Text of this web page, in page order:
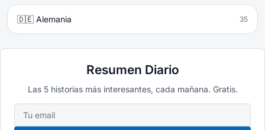
🇩🇪 Alemania 35
Resumen Diario
Las 5 historias más interesantes, cada mañana. Gratis.